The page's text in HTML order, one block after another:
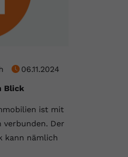
06.11.2024
Blick
ist mit
verbunden. Der
kann nämlich